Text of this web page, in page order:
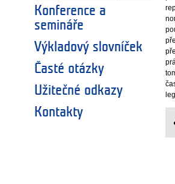
Konference a
semináře
Výkladový slovníček
Časté otázky
Užitečné odkazy
Kontakty